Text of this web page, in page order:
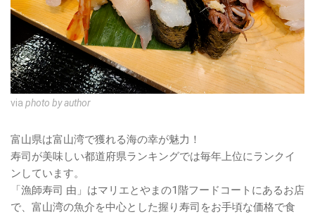
via photo by author
富山県は富山湾で獲れる海の幸が魅力！
寿司が美味しい都道府県ランキングでは毎年上位にランクイ
ンしています。
「漁師寿司 由」はマリエとやまの1階フードコートにあるお店
で、富山湾の魚介を中心とした握り寿司をお手頃な価格で食